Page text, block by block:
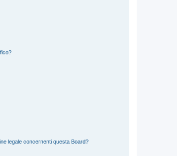
legale concernenti questa Board?